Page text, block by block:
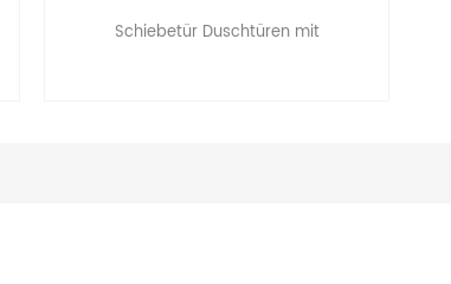
Schiebetür Duschtüren mit